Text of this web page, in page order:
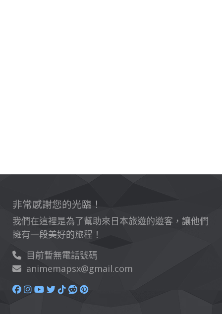
非常感謝您的光臨！
我們在這裡是為了幫助來日本旅遊的遊客，讓他們
擁有一段美好的旅程！
目前暫無電話號碼
animemapsx@gmail.com